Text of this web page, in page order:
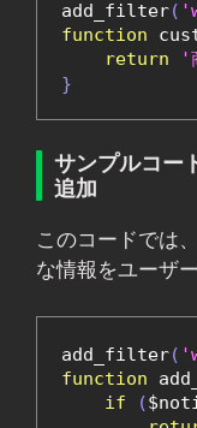
add_filter(
function
return
'
}
サンプルコー
追加
このコードでは
な情報をユーザ
add_filter(
function
if
(